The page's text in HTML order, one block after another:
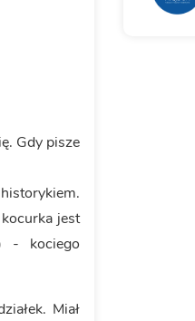
Gdy pisze
jest
- kociego
Miał